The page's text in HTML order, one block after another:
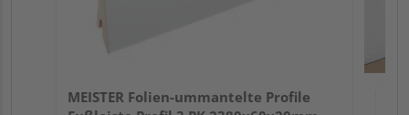
MEISTER Folien-ummantelte Profile